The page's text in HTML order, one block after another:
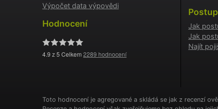
Výpočet data výpovědi
Hodnocení
4.9 z 5 Celkem 2289 hodnocení
Jak
Jak
Najít
Toto hodnocení je agregované a skládá se jak z recenzí